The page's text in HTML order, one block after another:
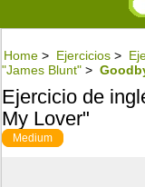
Home > Ejercicios >
"James Blunt" >
Ejercicio de
My Lover"
Medium